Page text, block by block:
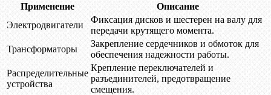
Применение
Описание
Электродвигатели
Фиксация дисков и шестерен на валу для
передачи крутящего момента.
Трансформаторы
Закрепление сердечников и обмоток для
обеспечения надежности работы.
Распределительные
устройства
Крепление переключателей и
разъединителей, предотвращение
смещения.